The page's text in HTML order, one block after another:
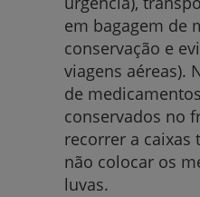
em bagagem de
conservação e
viagens aéreas).
de
conservados no
recorrer a caixas
não colocar os
luvas.